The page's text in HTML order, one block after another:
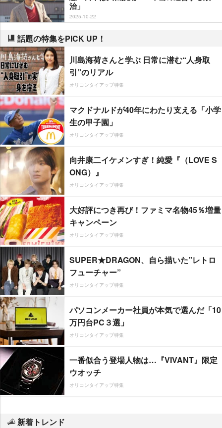
治」
2025-10-22
話題の特集をPICK UP！
川島海荷さんと学ぶ 日常に潜む“人身取
引”のリアル
オリコンタイアップ特集
マクドナルドが40年にわたり支える「小学
生の甲子園」
オリコンタイアップ特集
向井康二イケメンすぎ！純愛『（LOVE S
ONG）』
オリコンタイアップ特集
大好評につき再び！ファミマ名物45％増量
キャンペーン
オリコンタイアップ特集
SUPER★DRAGON、自ら描いた”レトロ
フューチャー”
オリコンタイアップ特集
パソコンメーカー社員が本気で選んだ「10
万円台PC３選」
オリコンタイアップ特集
一番似合う登場人物は…『VIVANT』限定
ウオッチ
オリコンタイアップ特集
新着トレンド